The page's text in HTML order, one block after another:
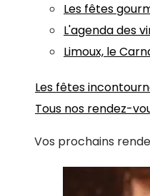
Les fêtes
L'agenda des
Limoux, le
Les fêtes
Tous nos rendez-
Vos prochains